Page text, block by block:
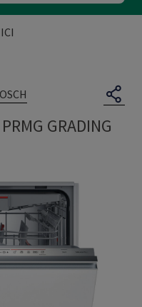
PRMG GRADING